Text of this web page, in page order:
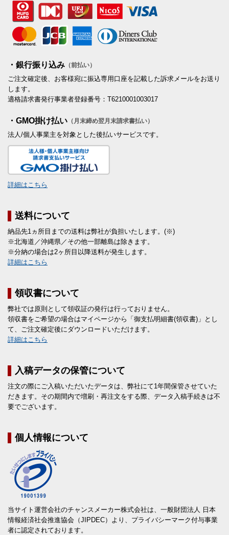
・銀行振り込み （前払い）
ご注文確定後、お客様宛に振込専用口座を記載した訴求メールをお送り
します。
適格請求書発行事業者登録番号：T6210001003017
・GMO掛け払い （月末締め翌月末請求書払い）
法人/個人事業主を対象とした後払いサービスです。
詳細はこちら
送料について
納品先1ヵ所目までの送料は弊社が負担いたします。(※)
※北海道／沖縄県／その他一部離島は除きます。
※分納の場合は2ヶ所目以降送料が発生します。
詳細はこちら
領収書について
弊社では原則として領収証の発行は行っておりません。
領収書をご希望の場合はマイページから「御支払明細書(領収書)」とし
て、ご注文確定後にダウンロードいただけます。
詳細はこちら
入稿データの保管について
注文の際にご入稿いただいたデータは、弊社にて1年間保管させていた
だきます。その期間内で増刷・再注文をする際、データ入稿手続きは不
要でございます。
個人情報について
当サイト運営会社のチャンスメーカー株式会社は、一般財団法人 日本
情報経済社会推進協会（JIPDEC）より、プライバシーマーク付与事業
者に認定されております。